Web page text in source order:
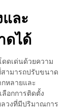
ละ
ดได้
ดเด่นด้วยความ
ามารถปรับขนาด
หลายและ
อกการติดตั้ง
วงที่มีปริมาณการ